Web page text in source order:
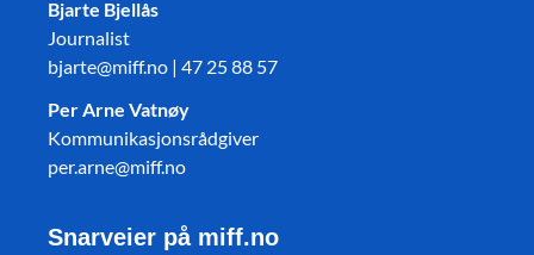
Bjarte Bjellås
Journalist
bjarte@miff.no | 47 25 88 57
Per Arne Vatnøy
Kommunikasjonsrådgiver
per.arne@miff.no
Snarveier på miff.no